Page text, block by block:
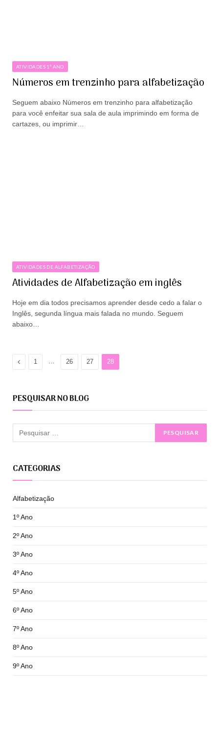
ATIVIDADES 1º ANO
Números em trenzinho para alfabetização
Seguem abaixo Números em trenzinho para alfabetização
para você enfeitar sua sala de aula imprimindo em forma de
cartazes, ou imprimir…
ATIVIDADES DE ALFABETIZAÇÃO
Atividades de Alfabetização em inglês
Hoje em dia todos precisamos aprender desde cedo a falar o
Inglês, segunda língua mais falada no mundo. Seguem
abaixo…
Anterior
1 … 26 27 28
PESQUISAR NO BLOG
CATEGORIAS
Alfabetização
1º Ano
2º Ano
3º Ano
4º Ano
5º Ano
6º Ano
7º Ano
8º Ano
9º Ano